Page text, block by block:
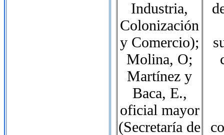
Industria,
Colonización
y Comercio);
Molina, O;
Martínez y
Baca, E.,
oficial mayor
(Secretaría de